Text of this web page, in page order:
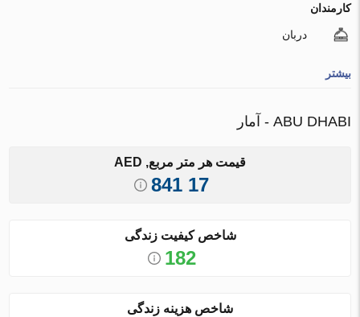
کارمندان
دربان
بیشتر
ABU DHABI - آمار
قیمت هر متر مربع, AED
17 841
شاخص کیفیت زندگی
182
شاخص هزینه زندگی